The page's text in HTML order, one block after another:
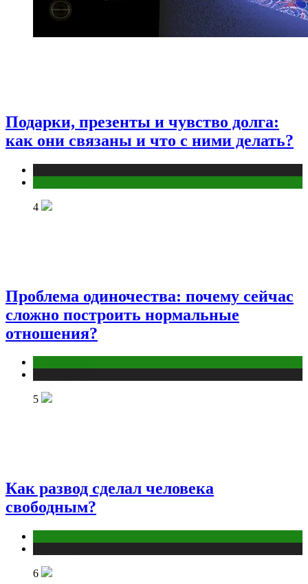
Подарки, презенты и чувство долга:
как они связаны и что с ними делать?
4
Проблема одиночества: почему сейчас
сложно построить нормальные
отношения?
5
Как развод сделал человека
свободным?
6